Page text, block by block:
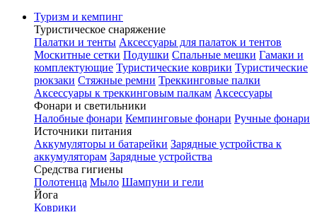
Туризм и кемпинг
Туристическое снаряжение
Палатки и тенты Аксессуары для палаток и тентов
Москитные сетки Подушки Спальные мешки Гамаки и
комплектующие Туристические коврики Туристические
рюкзаки Стяжные ремни Треккинговые палки
Аксессуары к треккинговым палкам Аксессуары
Фонари и светильники
Налобные фонари Кемпинговые фонари Ручные фонари
Источники питания
Аккумуляторы и батарейки Зарядные устройства к
аккумуляторам Зарядные устройства
Средства гигиены
Полотенца Мыло Шампуни и гели
Йога
Коврики